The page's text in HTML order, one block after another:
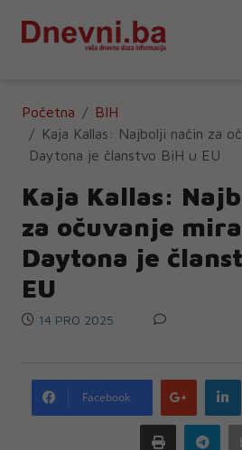
Početna
BIH
Kaja Kallas: Najbolji način za
Daytona je članstvo BiH u EU
Kaja Kallas:
za očuvanje
Daytona je
EU
14 PRO 2025
Facebook
Google
plus
Print